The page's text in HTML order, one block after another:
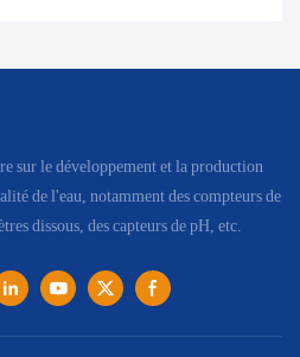
sur le développement et la production
de l'eau, notamment des compteurs de
dissous, des capteurs de pH, etc.